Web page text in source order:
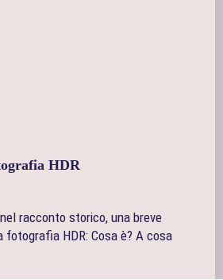
HDR
racconto storico, una breve
HDR: Cosa è? A cosa